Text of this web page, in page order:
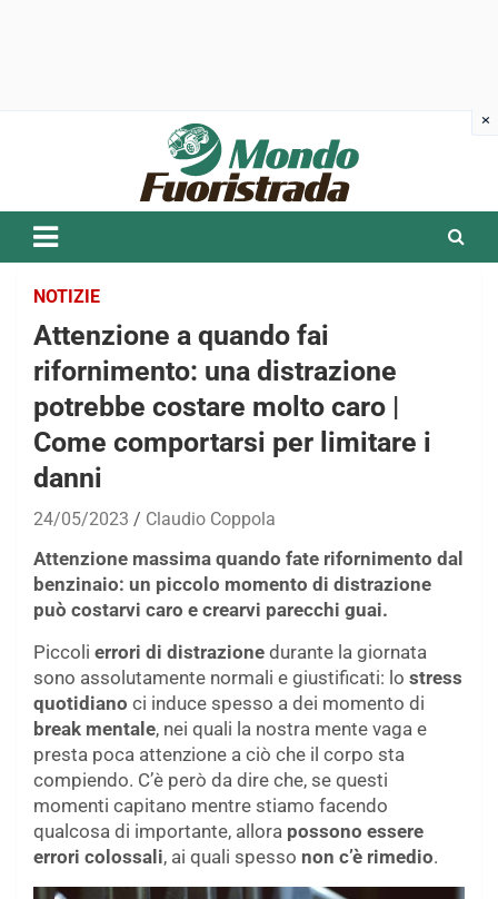
NOTIZIE
Attenzione a quando fai
rifornimento: una distrazione
potrebbe costare molto caro |
Come comportarsi per limitare i
danni
24/05/2023 Claudio Coppola
Attenzione massima quando fate rifornimento dal
benzinaio: un piccolo momento di distrazione
può costarvi caro e crearvi parecchi guai.
Piccoli errori di distrazione durante la giornata
sono assolutamente normali e giustificati: lo stress
quotidiano ci induce spesso a dei momento di
break mentale, nei quali la nostra mente vaga e
presta poca attenzione a ciò che il corpo sta
compiendo. C’è però da dire che, se questi
momenti capitano mentre stiamo facendo
qualcosa di importante, allora possono essere
errori colossali, ai quali spesso non c’è rimedio.